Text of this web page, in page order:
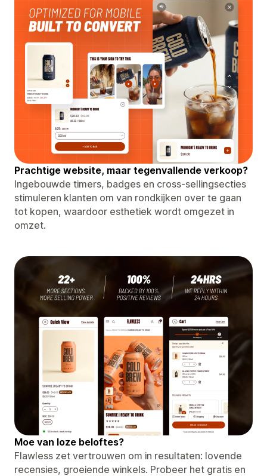
Prachtige website, maar tegenvallende verkoop?
Ingebouwde timers, badges en cross-sellingsecties
stimuleren klanten om van rondkijken over te gaan
tot kopen, waardoor esthetiek wordt omgezet in
omzet.
Moe van loze beloftes?
Flawless zet vertrouwen om in resultaten: lovende
recensies, groeiende winkels. Probeer het gratis en